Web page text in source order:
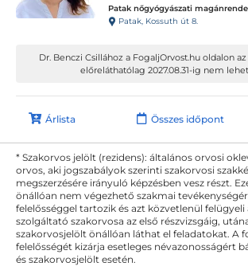
Patak nőgyógyászati
Patak, Kossuth út 8.
Dr. Benczi Csillához a FogaljOrvost.hu oldalon
előreláthatólag 2027.08.31-ig nem
Árlista Összes időpont
* Szakorvos jelölt (rezidens): általános orvosi
orvos, aki jogszabályok szerinti szakorvosi
megszerzésére irányuló képzésben vesz részt.
önállóan nem végezhető szakmai
felelősséggel tartozik és azt közvetlenül felügyeli
szolgáltató szakorvosa az első részvizsgáig,
szakorvosjelölt önállóan láthat el feladatokat. A
felelősségét kizárja esetleges névazonosságért
és szakorvosjelölt esetén.